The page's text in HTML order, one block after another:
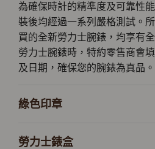
為確保時計的精準度及可靠性
裝後均經過一系列嚴格測試。
買的全新勞力士腕錶，均享有
勞力士腕錶時，特約零售商會
及日期，確保您的腕錶為真品。
綠色印章
勞力士錶盒